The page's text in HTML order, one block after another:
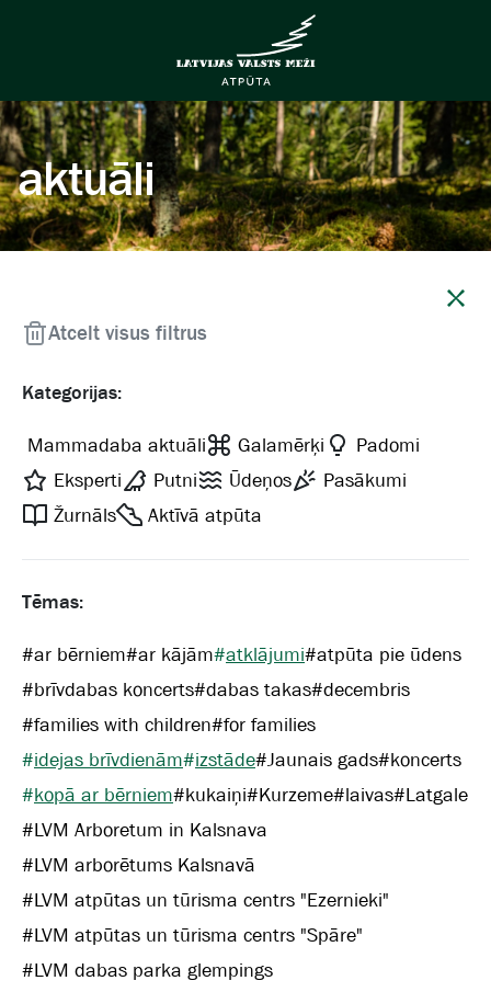
aktuāli
Kategorijas:
Mammadaba aktuāli Galamērķi
Padomi
Eksperti
Putni Ūdeņos
Pasākumi
Žurnāls
Aktīvā atpūta
Tēmas:
#ar bērniem#ar kājām#atklājumi#atpūta pie ūdens
#brīvdabas koncerts#dabas takas#decembris
#families with children#for families
#idejas brīvdienām#izstāde#Jaunais gads#koncerts
#kopā ar bērniem#kukaiņi#Kurzeme#laivas#Latgale
#LVM Arboretum in Kalsnava
#LVM arborētums Kalsnavā
#LVM atpūtas un tūrisma centrs "Ezernieki"
#LVM atpūtas un tūrisma centrs "Spāre"
#LVM dabas parka glempings
Atcelt visus filtrus